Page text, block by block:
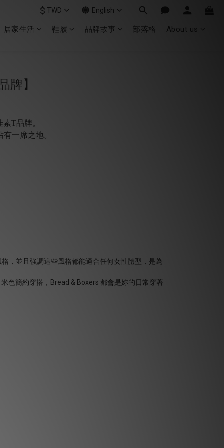
$ TWD English
居家生活 鞋履 品牌故事 部落格 About us
牌】
T品牌。
⼀席之地。
，並且強調這些風格都能適合任何女性體型，是為
色簡約穿搭，Bread & Boxers 都會是妳的日常穿著